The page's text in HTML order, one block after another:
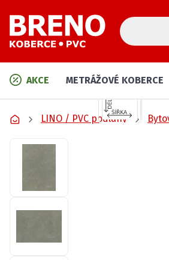
AKCE METRÁŽOVÉ KOBERCE
LINO / PVC podlahy